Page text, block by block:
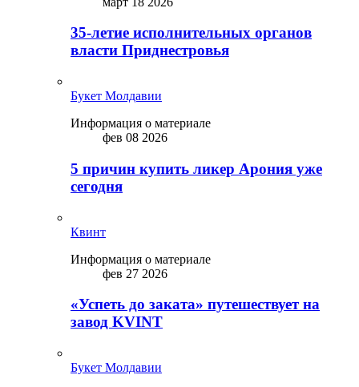
35-летие исполнительных органов
власти Приднестровья
Букет Молдавии
Информация о материале
фев 08 2026
5 причин купить ликep Арония уже
сегодня
Квинт
Информация о материале
фев 27 2026
«Успеть до заката» путешествует на
завод KVINT
Букет Молдавии